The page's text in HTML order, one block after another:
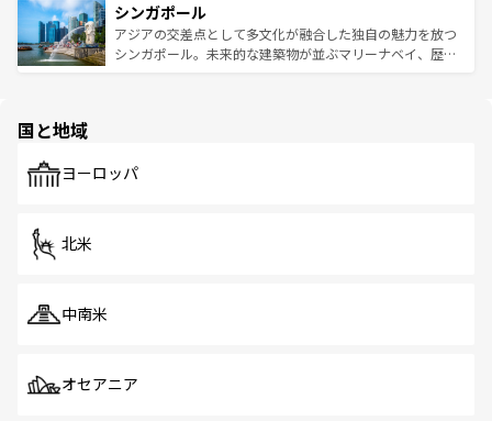
参照してほしい。
激する。気候は一年中温暖で、どの季節にも異なる楽しみ
が待っている。親しみやすいタイの人々、仏教を中心とし
た文化、そして多様な観光資源が、訪れる旅人を魅了し続
み、どこを訪れても感動するはず。観光スポットが密集し
ており、効率よく見どころを回れるのも魅力。息をのむよ
うな絶景から文化的な体験まで、香港を存分に楽しみ尽く
シンガポール
アジアの交差点として多文化が融合した独自の魅力を放つ
シンガポール。未来的な建築物が並ぶマリーナベイ、歴史
で、ホーカーズは地元の風情を楽しめる外せないスポット
国と地域
ヨーロッパ
北米
中南米
オセアニア